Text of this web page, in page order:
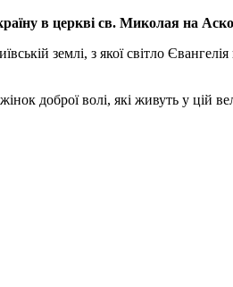
в церкві св. Миколая на
землі, з якої світло
доброї волі, які живуть у цій